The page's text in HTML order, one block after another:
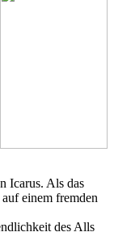
Icarus. Als das
einem fremden
des Alls